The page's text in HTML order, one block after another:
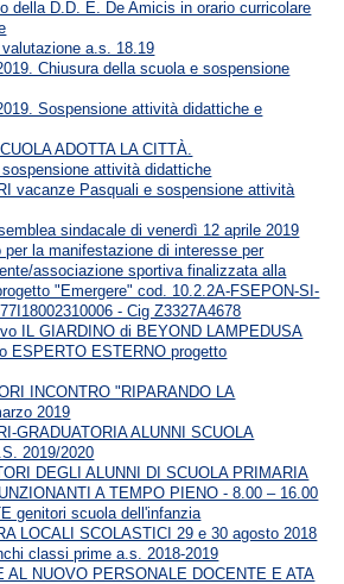
della D.D. E. De Amicis in orario curricolare
a.s. 18.19
Chiusura della scuola e sospensione
Sospensione attività didattiche e
ADOTTA LA CITTÀ.
attività didattiche
vacanze Pasquali e sospensione attività
sindacale di venerdì 12 aprile 2019
la manifestazione di interesse per
associazione sportiva finalizzata alla
"Emergere" cod. 10.2.2A-FSEPON-SI-
- Cig Z3327A4678
IL GIARDINO di BEYOND LAMPEDUSA
ESPERTO ESTERNO progetto
INCONTRO "RIPARANDO LA
2019
GRADUATORIA ALUNNI SCUOLA
2019/2020
DEGLI ALUNNI DI SCUOLA PRIMARIA
A TEMPO PIENO - 8.00 – 16.00
genitori scuola dell'infanzia
LOCALI SCOLASTICI 29 e 30 agosto 2018
classi prime a.s. 2018-2019
AL NUOVO PERSONALE DOCENTE E ATA